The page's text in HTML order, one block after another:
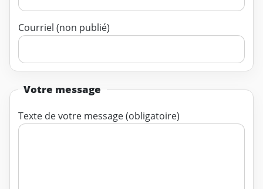
Courriel (non publié)
Votre message
Texte de votre message (obligatoire)